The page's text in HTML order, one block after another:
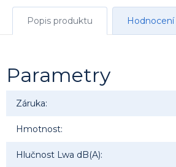
Popis produktu Hodnocení
Parametry
Záruka:
Hmotnost:
Hlučnost Lwa dB(A):